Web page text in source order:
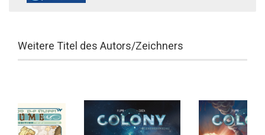
Weitere Titel des Autors/Zeichners